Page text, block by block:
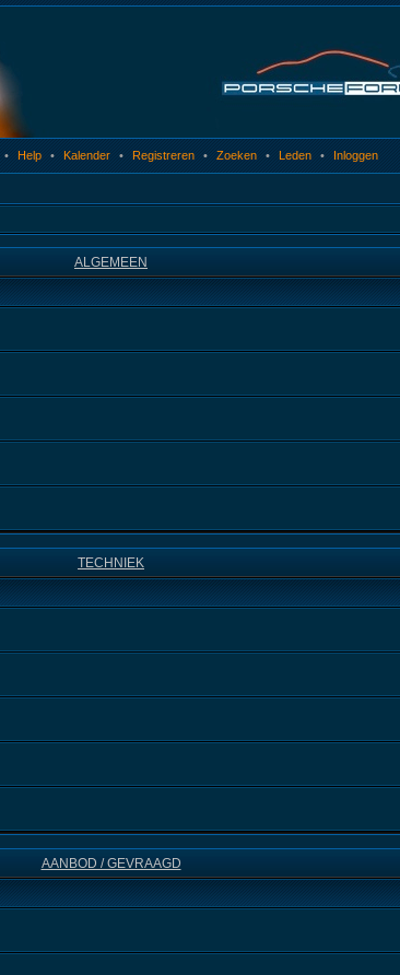
• Help • Kalender • Registreren • Zoeken • Leden • Inloggen
ALGEMEEN
TECHNIEK
AANBOD / GEVRAAGD